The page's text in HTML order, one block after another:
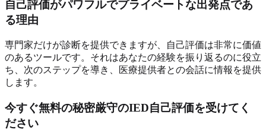
自己評価がパワフルでプライベートな出発点であ
る理由
専門家だけが診断を提供できますが、自己評価は非常に価値
のあるツールです。それはあなたの経験を振り返るのに役立
ち、次のステップを導き、医療提供者との会話に情報を提供
します。
今すぐ無料の秘密厳守のIED自己評価を受けてく
ださい